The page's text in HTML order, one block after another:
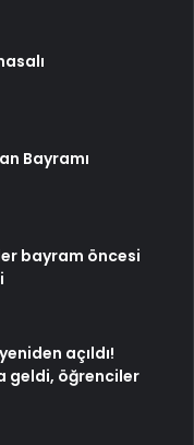
Bayramı
bayram öncesi
açıldı!
geldi, öğrenciler